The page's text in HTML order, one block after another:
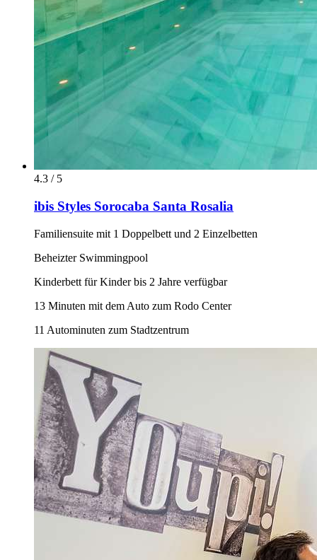
4.3 / 5
ibis Styles Sorocaba Santa Rosalia
Familiensuite mit 1 Doppelbett und 2 Einzelbetten
Beheizter Swimmingpool
Kinderbett für Kinder bis 2 Jahre verfügbar
13 Minuten mit dem Auto zum Rodo Center
11 Autominuten zum Stadtzentrum